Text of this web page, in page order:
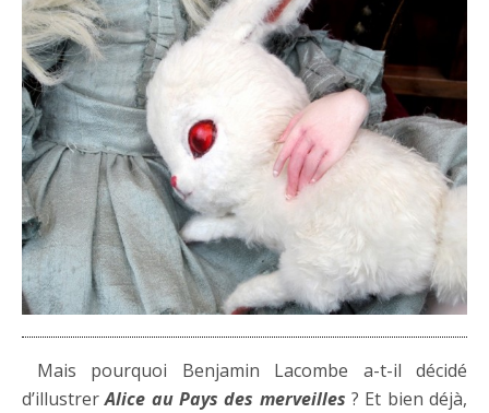
Mais pourquoi Benjamin Lacombe a-t-il décidé
d’illustrerAlice au Pays des merveilles ? Et bien déjà,